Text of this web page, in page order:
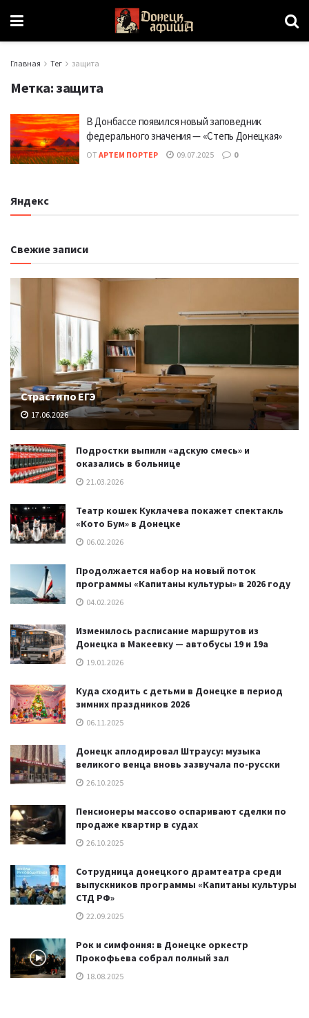
Главная Тег защита
Метка: защита
В Донбассе появился новый заповедник
федерального значения — «Степь Донецкая»
ОТ АРТЕМ ПОРТЕР 09.07.2025 0
Яндекс
Свежие записи
Страсти по ЕГЭ
17.06.2026
Подростки выпили «адскую смесь» и
оказались в больнице
21.03.2026
Театр кошек Куклачева покажет спектакль
«Кото Бум» в Донецке
06.02.2026
Продолжается набор на новый поток
программы «Капитаны культуры» в 2026 году
04.02.2026
Изменилось расписание маршрутов из
Донецка в Макеевку — автобусы 19 и 19а
19.01.2026
Куда сходить с детьми в Донецке в период
зимних праздников 2026
06.11.2025
Донецк аплодировал Штраусу: музыка
великого венца вновь зазвучала по-русски
26.10.2025
Пенсионеры массово оспаривают сделки по
продаже квартир в судах
26.10.2025
Сотрудница донецкого драмтеатра среди
выпускников программы «Капитаны культуры
СТД РФ»
22.09.2025
Рок и симфония: в Донецке оркестр
Прокофьева собрал полный зал
18.08.2025